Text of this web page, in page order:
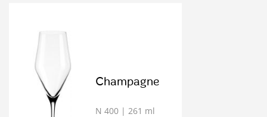
Champagne
N 400 | 261 ml